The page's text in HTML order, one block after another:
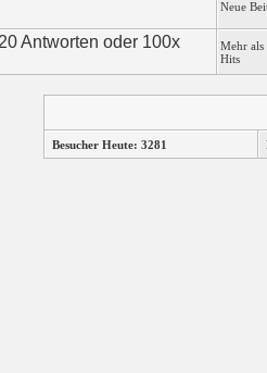
Neue
Mehr als
Hits
Besucher Heute: 3281